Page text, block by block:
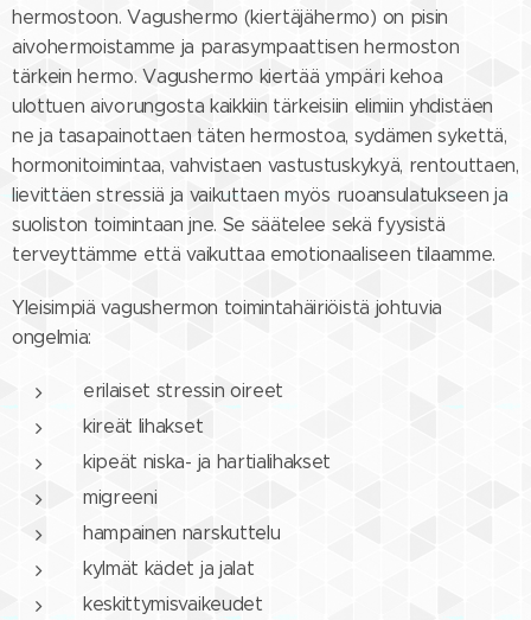
hermostoon. Vagushermo (kiertäjähermo) on pisin
aivohermoistamme ja parasympaattisen hermoston
tärkein hermo. Vagushermo kiertää ympäri kehoa
ulottuen aivorungosta kaikkiin tärkeisiin elimiin yhdistäen
ne ja tasapainottaen täten hermostoa, sydämen sykettä,
hormonitoimintaa, vahvistaen vastustuskykyä, rentouttaen,
lievittäen stressiä ja vaikuttaen myös ruoansulatukseen ja
suoliston toimintaan jne. Se säätelee sekä fyysistä
terveyttämme että vaikuttaa emotionaaliseen tilaamme.
Yleisimpiä vagushermon toimintahäiriöistä johtuvia
ongelmia:
erilaiset stressin oireet
kireät lihakset
kipeät niska- ja hartialihakset
migreeni
hampainen narskuttelu
kylmät kädet ja jalat
keskittymisvaikeudet